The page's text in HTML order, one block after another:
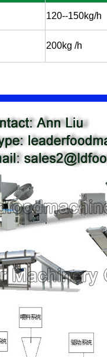
120--150kg/h
200kg /h